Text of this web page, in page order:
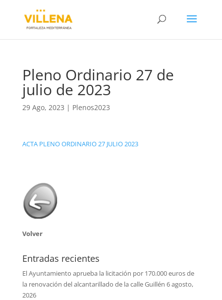
Pleno Ordinario 27 de
julio de 2023
29 Ago, 2023 | Plenos2023
ACTA PLENO ORDINARIO 27 JULIO 2023
Volver
Entradas recientes
El Ayuntamiento aprueba la licitación por 170.000 euros de
la renovación del alcantarillado de la calle Guillén 6 agosto,
2026